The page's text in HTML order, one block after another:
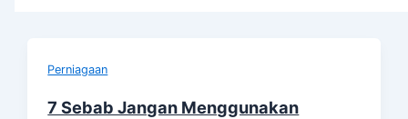
Perniagaan
7 Sebab Jangan Menggunakan